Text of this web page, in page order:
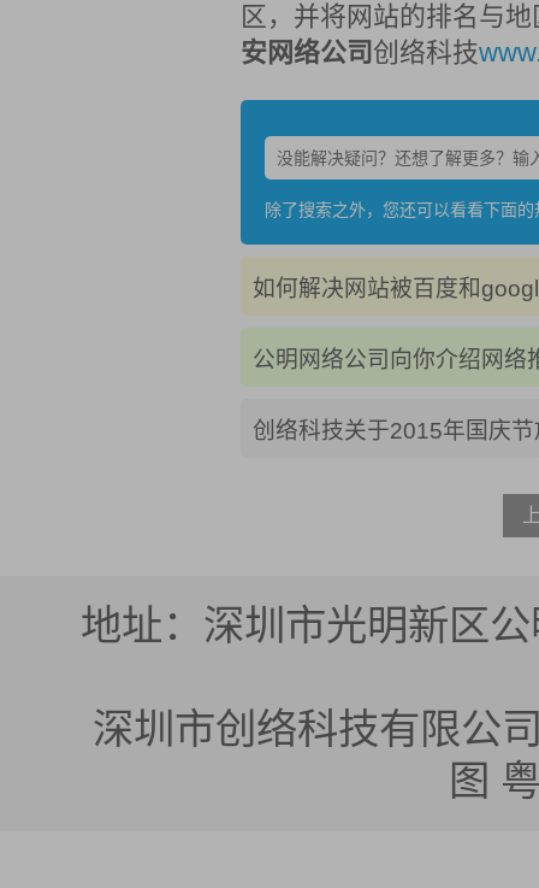
区，并将网站的排名与
安网络公司 创络科技
除了搜索之外，您还可以看看下面
如何解决网站被百度和
公明网络公司向你介绍网络
创络科技关于2015年国庆
地址：深圳市光明新区
深圳市创络科技有限公
图